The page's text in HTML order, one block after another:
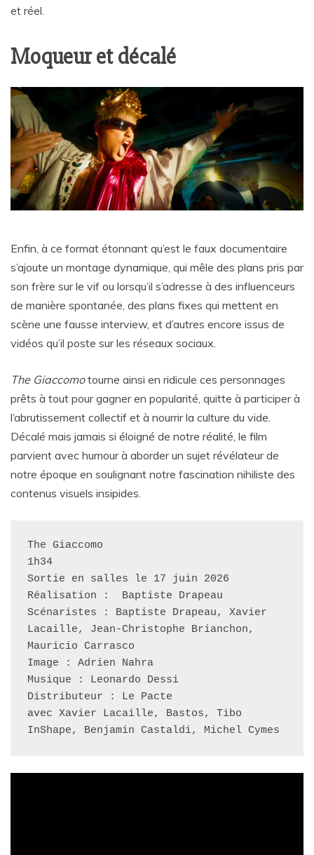
et réel.
Moqueur et décalé
Enfin, à ce format étonnant qu’est le faux documentaire
s’ajoute un montage dynamique, qui mêle des plans pris par
son frère sur le vif ou lorsqu’il s’adresse à des influenceurs
de manière spontanée, des plans fixes qui mettent en
scène une fausse interview, et d’autres encore issus de
vidéos qu’il poste sur les réseaux sociaux.
The Giaccomotourne ainsi en ridicule ces personnages
prêts à tout pour gagner en popularité, quitte à participer à
l’abrutissement collectif et à nourrir la culture du vide.
Décalé mais jamais si éloigné de notre réalité, le film
parvient avec humour à aborder un sujet révélateur de
notre époque en soulignant notre fascination nihiliste des
contenus visuels insipides.
The Giaccomo
1h34
Sortie en salles le 17 juin 2026
Réalisation :  Baptiste Drapeau
Scénaristes : Baptiste Drapeau, Xavier
Lacaille, Jean-Christophe Brianchon,
Mauricio Carrasco
Image : Adrien Nahra
Musique : Leonardo Dessi
Distributeur : Le Pacte
avec Xavier Lacaille, Bastos, Tibo
InShape, Benjamin Castaldi, Michel Cymes